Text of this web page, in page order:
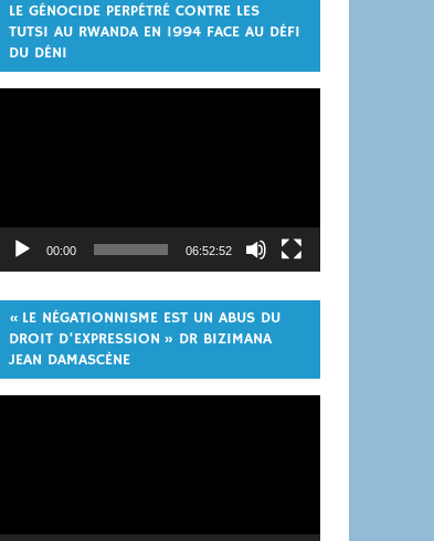
LE GÉNOCIDE PERPÉTRÉ CONTRE LES
TUTSI AU RWANDA EN 1994 FACE AU DÉFI
DU DÉNI
00:00 06:52:52
« LE NÉGATIONNISME EST UN ABUS DU
DROIT D’EXPRESSION » DR BIZIMANA
JEAN DAMASCÈNE